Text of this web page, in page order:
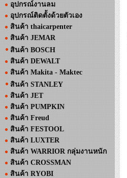
อุปกรณ์งานลม
อุปกรณ์ติดตั้งด้วยตัวเอง
สินค้า thaicarpenter
สินค้า JEMAR
สินค้า BOSCH
สินค้า DEWALT
สินค้า Makita - Maktec
สินค้า STANLEY
สินค้า JET
สินค้า PUMPKIN
สินค้า Freud
สินค้า FESTOOL
สินค้า LUXTER
สินค้า WARRIOR กลุ่มงานหนัก
สินค้า CROSSMAN
สินค้า RYOBI